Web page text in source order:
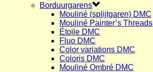
Borduurgarens
Mouliné (splijtgaren) DMC
Mouliné Painter’s Threads
Étoile DMC
Fluo DMC
Color variations DMC
Coloris DMC
Mouliné Ombré DMC